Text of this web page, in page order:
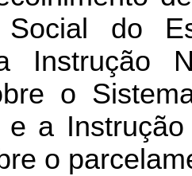
Social do
Instrução
o
e a
o